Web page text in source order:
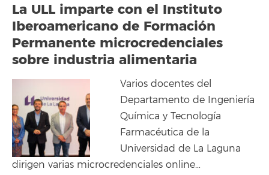
La ULL imparte con el Instituto
Iberoamericano de Formación
Permanente microcredenciales
sobre industria alimentaria
Varios docentes del
Departamento de Ingeniería
Química y Tecnología
Farmacéutica de la
Universidad de La Laguna
dirigen varias microcredenciales online…